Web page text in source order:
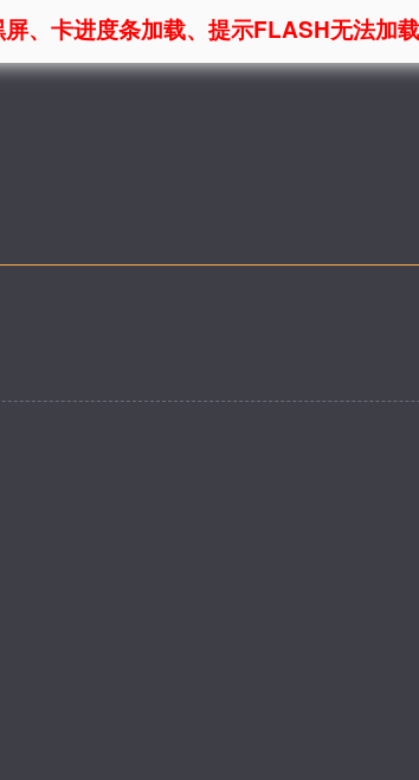
度条加载、提示FLASH无法加载解决办法